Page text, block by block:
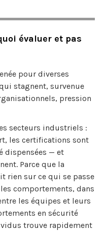
évaluer et pas
pour diverses
stagnent, survenue
pression
secteurs industriels :
les certifications sont
dispensées — et
Parce que la
rien sur ce qui se passe
comportements, dans
les équipes et leurs
en sécurité
trouve rapidement